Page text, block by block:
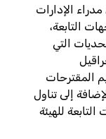
الإدارات
التابعة،
التي
المقترحات
إلى تناول
للهيئة